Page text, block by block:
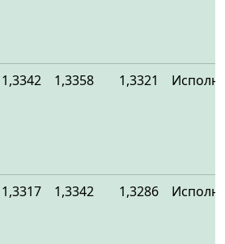
1,3342 1,3358 1,3321
1,3317 1,3342 1,3286